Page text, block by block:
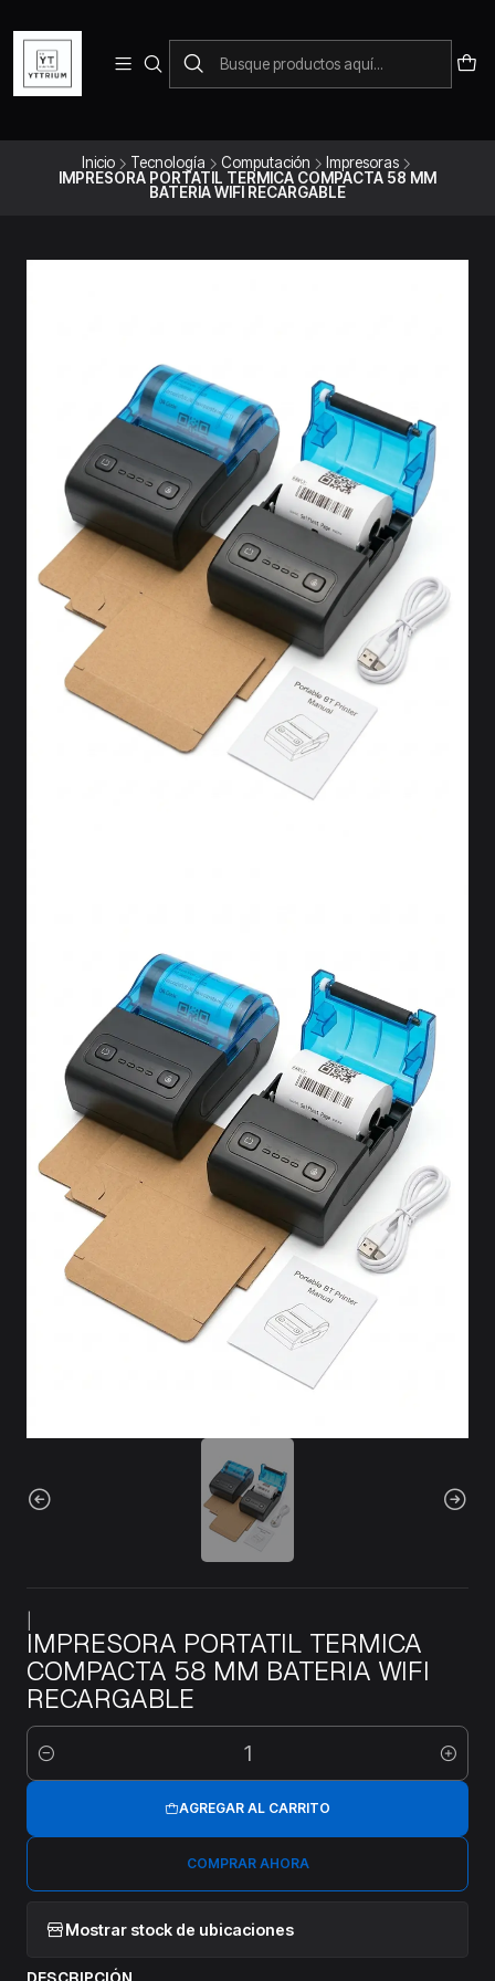
Para pedidos telefonicos puedes comunicarte con el wsap
+573228452138
Inicio Tecnología Computación
Impresoras
IMPRESORA PORTATIL TERMICA COMPACTA 58 MM
BATERIA WIFI RECARGABLE
IMPRESORA PORTATIL TERMICA
COMPACTA 58 MM BATERIA WIFI
RECARGABLE
Cantidad
AGREGAR AL CARRITO
COMPRAR AHORA
Mostrar stock de ubicaciones